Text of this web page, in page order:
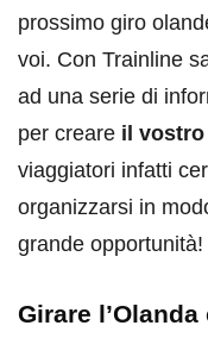
prossimo giro
voi. Con Trainline
ad una serie di
per creare il
viaggiatori infatti
organizzarsi in
grande opportunità!
Girare